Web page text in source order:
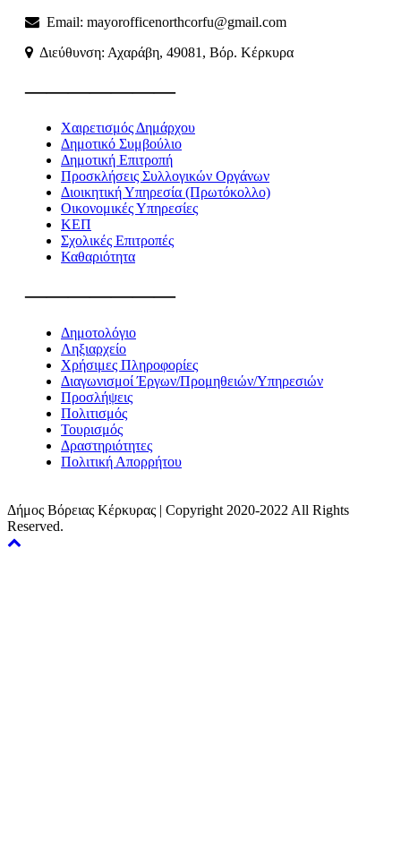
Email: mayorofficenorthcorfu@gmail.com
Διεύθυνση: Αχαράβη, 49081, Βόρ. Κέρκυρα
———————
Χαιρετισμός Δημάρχου
Δημοτικό Συμβούλιο
Δημοτική Επιτροπή
Προσκλήσεις Συλλογικών Οργάνων
Διοικητική Υπηρεσία (Πρωτόκολλο)
Οικονομικές Υπηρεσίες
ΚΕΠ
Σχολικές Επιτροπές
Καθαριότητα
———————
Δημοτολόγιο
Ληξιαρχείο
Χρήσιμες Πληροφορίες
Διαγωνισμοί Έργων/Προμηθειών/Υπηρεσιών
Προσλήψεις
Πολιτισμός
Τουρισμός
Δραστηριότητες
Πολιτική Απορρήτου
Δήμος Βόρειας Κέρκυρας | Copyright 2020-2022 All Rights
Reserved.